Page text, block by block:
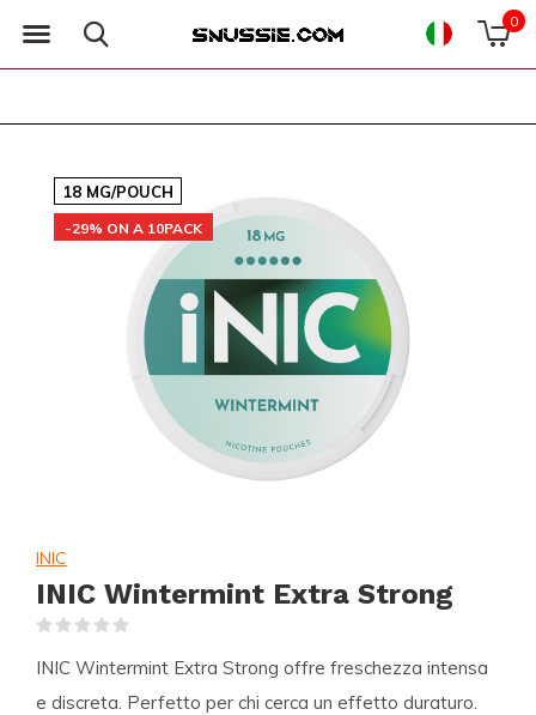
0
18 MG/POUCH
-29% ON A 10PACK
INIC
INIC Wintermint Extra Strong
INIC Wintermint Extra Strong offre freschezza intensa
e discreta. Perfetto per chi cerca un effetto duraturo.